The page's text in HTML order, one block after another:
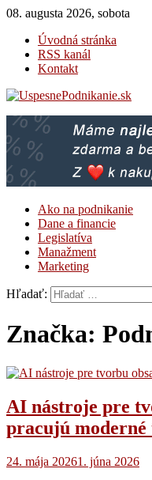
08. augusta 2026, sobota
Úvodná stránka
RSS kanál
Kontakt
UspesnePodnikanie.sk
Magazín pre úspešné
Ako na podnikanie
Dane a financie
Legislatíva
Manažment
Marketing
Hľadať:
Značka:
AI nástroje pre
pracujú
24. mája 20261. júna 2026